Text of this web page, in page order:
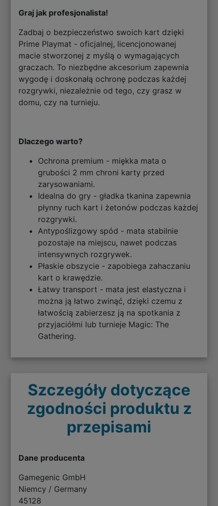
Graj jak profesjonalista!
Zadbaj o bezpieczeństwo swoich kart dzięki
Prime Playmat - oficjalnej, licencjonowanej
macie stworzonej z myślą o wymagających
graczach. To niezbędne akcesorium zapewnia
wygodę i doskonałą ochronę podczas każdej
rozgrywki, niezależnie od tego, czy grasz w
domu, czy na turnieju.
Dlaczego warto?
Ochrona premium - miękka mata o
grubości 2 mm chroni karty przed
zarysowaniami.
Idealna do gry - gładka tkanina zapewnia
płynny ruch kart i żetonów podczas każdej
rozgrywki.
Antypoślizgowy spód - mata stabilnie
pozostaje na miejscu, nawet podczas
intensywnych rozgrywek.
Płaskie obszycie - zapobiega zahaczaniu
kart o krawędzie.
Łatwy transport - mata jest elastyczna i
można ją łatwo zwinąć, dzięki czemu z
łatwością zabierzesz ją na spotkania z
przyjaciółmi lub turnieje Magic: The
Gathering.
Szczegóły dotyczące
zgodności produktu z
przepisami
Dane producenta
Gamegenic GmbH
Niemcy / Germany
45128